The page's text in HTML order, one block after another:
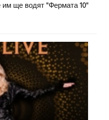
ще водят "Фермата 10"